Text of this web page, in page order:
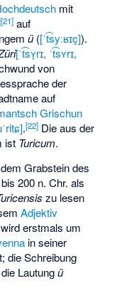
mit
[21] auf
ü([ˈt͡syːʁɪç]).
[ˈt͡sʏ̞rɪ, ˈt͡sʏrɪ,
von
der
auf
Grischun
.[22] Die aus der
ist Turicum.
demGrabstein des
200 n. Chr. als
zu lesen
Adjektiv
erstmals um
in seiner
die Schreibung
Lautungü